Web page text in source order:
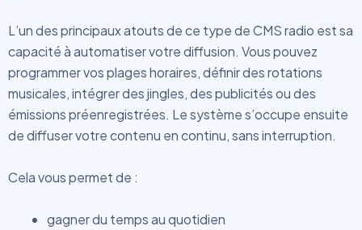
L’un des principaux atouts de ce type de CMS radio est sa
capacité à automatiser votre diffusion. Vous pouvez
programmer vos plages horaires, définir des rotations
musicales, intégrer des jingles, des publicités ou des
émissions préenregistrées. Le système s’occupe ensuite
de diffuser votre contenu en continu, sans interruption.
Cela vous permet de :
gagner du temps au quotidien